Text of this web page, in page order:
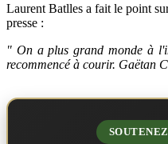
Laurent Batlles a fait le point
presse :
" On a plus grand monde à
recommencé à courir. Gaëtan